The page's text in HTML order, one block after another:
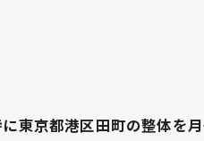
東京都港区田町の整体を